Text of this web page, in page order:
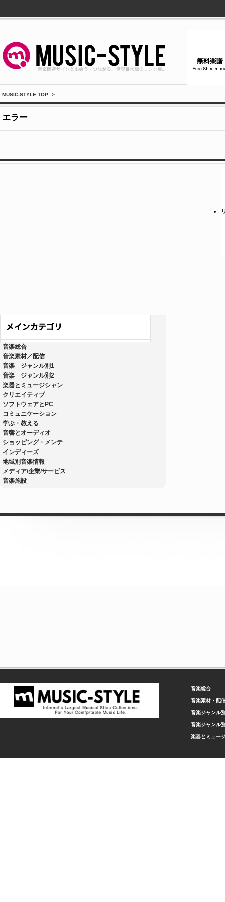
MUSIC-STYLE TOP >
エラー
音楽総合
音楽素材／配信
音楽 ジャンル別1
音楽 ジャンル別2
楽器とミュージシャン
クリエイティブ
ソフトウェアとPC
コミュニケーション
学ぶ・教える
音響とオーディオ
ショッピング・メンテ
インディーズ
地域別音楽情報
メディア/企業/サービス
音楽施設
音楽総合
音楽素材・配
音楽ジャンル
音楽ジャンル
楽器とミュー